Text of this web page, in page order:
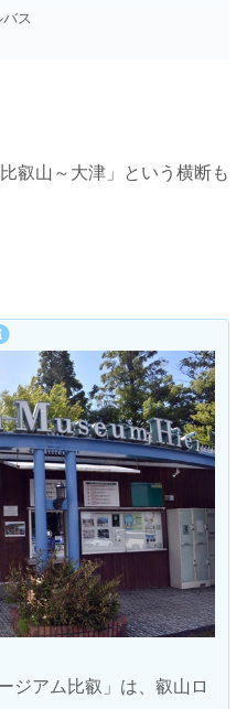
ス
叡山～大津」という横断も
ジアム比叡」は、叡山ロ